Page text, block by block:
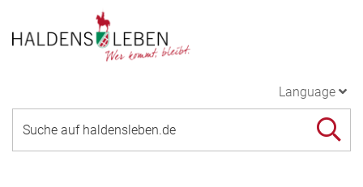
Language